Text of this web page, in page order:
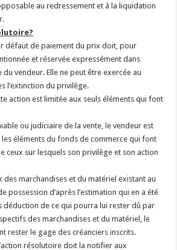
au redressement et à la liquidation
défaut de paiement du prix doit, pour
et réservée expressément dans
du vendeur. Elle ne peut être exercée au
l’extinction du privilège.
action est limitée aux seuls éléments qui font
ou judiciaire de la vente, le vendeur est
éléments du fonds de commerce qui font
ceux sur lesquels son privilège et son action
marchandises et du matériel existant au
possession d’après l’estimation qui en a été
déduction de ce qui pourra lui rester dû par
des marchandises et du matériel, le
rester le gage des créanciers inscrits.
résolutoire doit la notifier aux